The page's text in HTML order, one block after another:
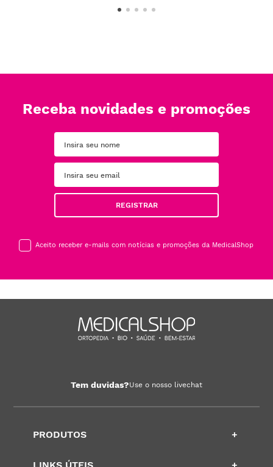
Receba novidades e promoções
REGISTRAR
Aceito receber e-mails com notícias e promoções da MedicalShop
Tem duvidas?Use o nosso livechat
PRODUTOS +